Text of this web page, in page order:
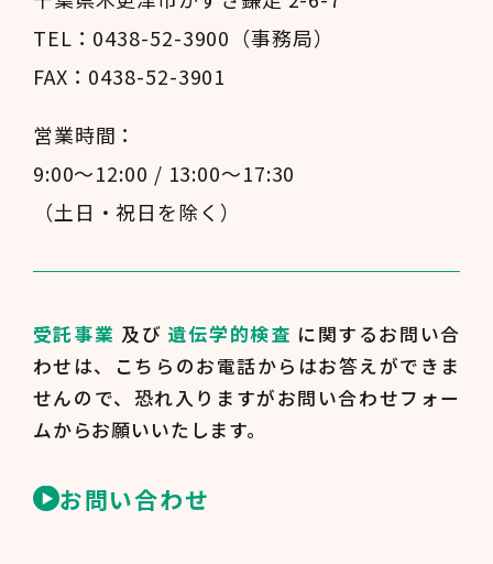
TEL：0438-52-3900（事務局）
FAX：0438-52-3901
営業時間：
9:00～12:00 / 13:00～17:30
（土日・祝日を除く）
受託事業 及び 遺伝学的検査 に関するお問い合
わせは、
こちらのお電話からはお答えができま
せんので、 恐れ入りますがお問い合わせフォー
ムからお願いいたします。
お問い合わせ